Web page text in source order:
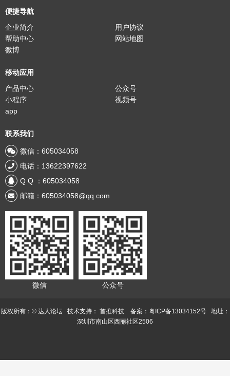
便捷导航
企业简介
用户协议
帮助中心
网站地图
微博
移动应用
产品中心
公众号
小程序
视频号
app
联系我们
微信：605034058
电话：13622397622
Q Q ：605034058
邮箱：605034058@qq.com
微信 公众号
版权所有：© 达人论坛 技术支持： 首推科技 备案：粤ICP备13034152号地址：
深圳市南山区西丽社区2506